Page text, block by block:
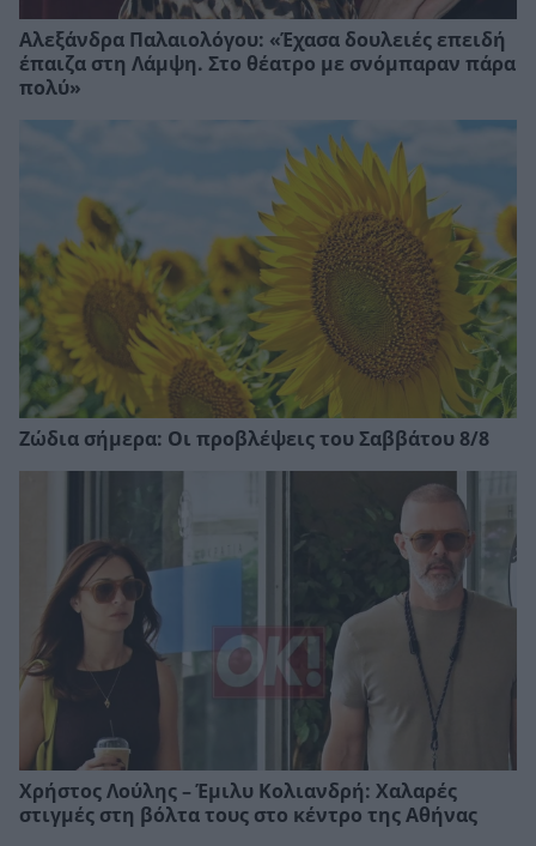
Αλεξάνδρα Παλαιολόγου: «Έχασα δουλειές επειδή
έπαιζα στη Λάμψη. Στο θέατρο με σνόμπαραν πάρα
πολύ»
Ζώδια σήμερα: Οι προβλέψεις του Σαββάτου 8/8
Χρήστος Λούλης – Έμιλυ Κολιανδρή: Χαλαρές
στιγμές στη βόλτα τους στο κέντρο της Αθήνας